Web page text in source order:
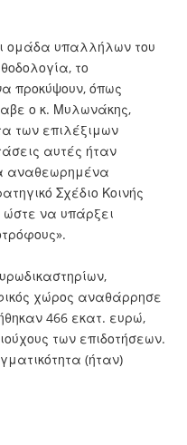
ομάδα υπαλλήλων του
το
προκύψουν, όπως
ο κ. Μυλωνάκης,
των επιλέξιμων
αυτές ήταν
αναθεωρημένα
Σχέδιο Κοινής
ώστε να υπάρξει
χώρος αναθάρρησε
466 εκατ. ευρώ,
των επιδοτήσεων.
(ήταν)